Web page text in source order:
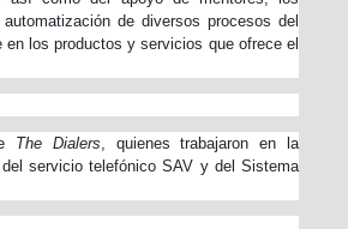
de diversos procesos del
los productos y servicios que ofrece el
The Dialers , quienes trabajaron en la
servicio telefónico SAV y del Sistema